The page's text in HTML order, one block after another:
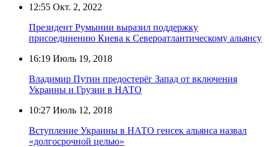
12:55 Окт. 2, 2022
Президент Румынии выразил поддержку
присоединению Киева к Североатлантическому альянсу
16:19 Июль 19, 2018
Владимир Путин предостерёг Запад от включения
Украины и Грузии в НАТО
10:27 Июль 12, 2018
Вступление Украины в НАТО генсек альянса назвал
«долгосрочной целью»